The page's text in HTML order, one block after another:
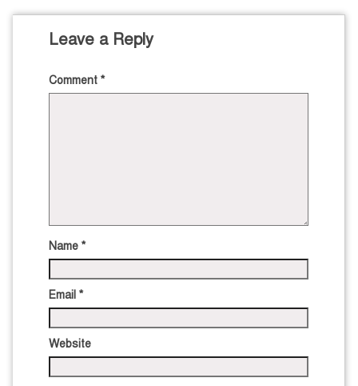
Leave a Reply
Comment *
Name *
Email *
Website